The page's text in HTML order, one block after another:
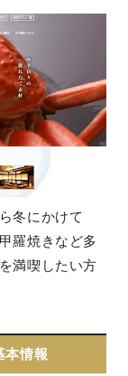
冬にかけて
羅焼きなど多
満喫したい方
本情報